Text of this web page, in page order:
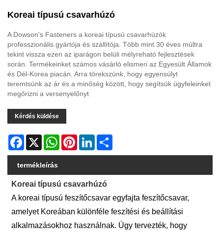
Koreai típusú csavarhúzó
A Dowson's Fasteners a koreai típusú csavarhúzók
professzionális gyártója és szállítója. Több mint 30 éves múltra
tekint vissza ezen az iparágon belüli mélyreható fejlesztések
során. Termékeinket számos vásárló elismeri az Egyesült Államok
és Dél-Korea piacán. Arra törekszünk, hogy egyensúlyt
teremtsünk az ár és a minőség között, hogy segítsük ügyfeleinket
megőrizni a versenyelőnyt
Kérdés küldése
Facebook
X WhatsAppPinterestLinkedIn
termékleírás
Koreai típusú csavarhúzó
A koreai típusú feszítőcsavar egyfajta feszítőcsavar,
amelyet Koreában különféle feszítési és beállítási
alkalmazásokhoz használnak. Úgy tervezték, hogy